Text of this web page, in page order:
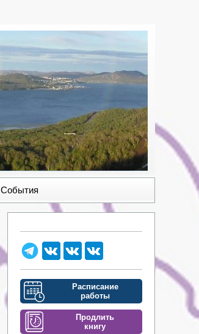
События
Расписание
работы
Продлить
книгу